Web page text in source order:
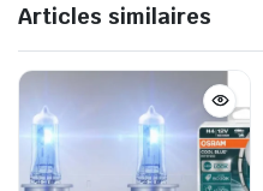
Articles similaires